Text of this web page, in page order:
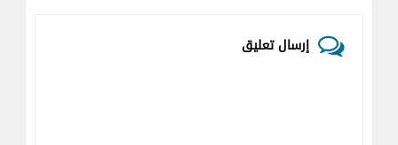
إرسال تعليق